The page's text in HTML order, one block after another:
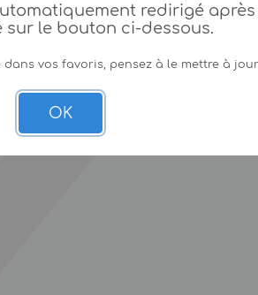
redirigé après
sur le bouton ci-dessous.
dans vos favoris, pensez à le mettre à
OK